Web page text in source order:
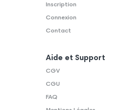
Inscription
Connexion
Contact
Aide et Support
CGV
CGU
FAQ